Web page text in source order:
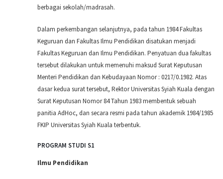
berbagai sekolah/madrasah.
Dalam perkembangan selanjutnya, pada tahun 1984 Fakultas
Keguruan dan Fakultas Ilmu Pendidikan disatukan menjadi
Fakultas Keguruan dan Ilmu Pendidikan. Penyatuan dua fakultas
tersebut dilakukan untuk memenuhi maksud Surat Keputusan
Menteri Pendidikan dan Kebudayaan Nomor : 0217/0.1982. Atas
dasar kedua surat tersebut, Rektor Universitas Syiah Kuala dengan
Surat Keputusan Nomor 84 Tahun 1983 membentuk sebuah
panitia AdHoc, dan secara resmi pada tahun akademik 1984/1985
FKIP Universitas Syiah Kuala terbentuk.
PROGRAM STUDI S1
Ilmu Pendidikan